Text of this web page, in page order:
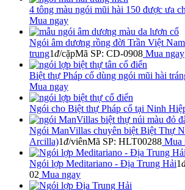
4 tông màu ngói mũi hài 150 được ưa
Mua ngay
Ngói âm dương rồng đời Trần Việt
trung1đ/cặpMã SP: CD-0908 Mua ngay
Biệt thự Pháp cổ dùng ngói mũi hài
Mua ngay
Ngói cho Biệt thự Pháp cổ tại Ninh
Ngói ManVillas chuyên biệt Biệt Thự
Arcilla)1đ/viênMã SP: HLT00288 Mua
Ngói lợp Meditariano - Địa Trung Hải1
02 Mua ngay